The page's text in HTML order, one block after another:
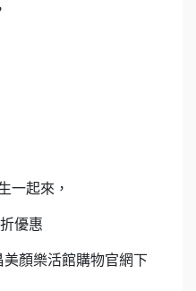
一起來，
優惠
美顏樂活館購物官網下